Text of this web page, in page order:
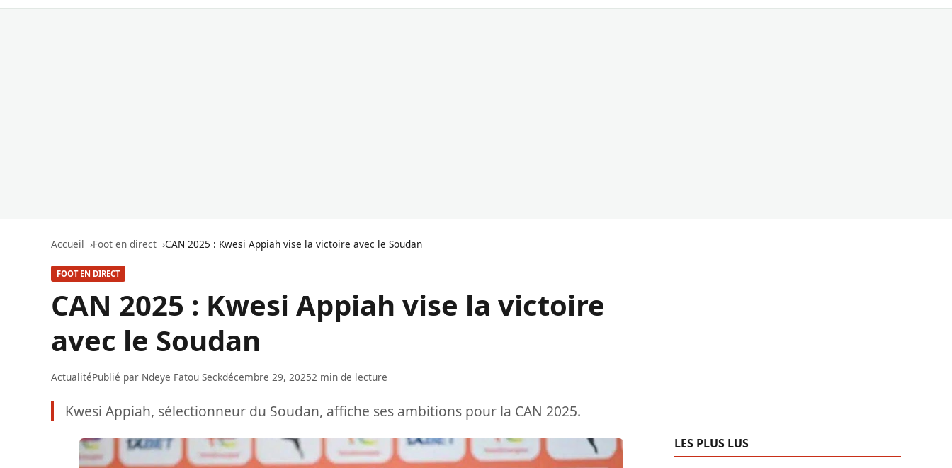
Accueil Foot en direct CAN 2025 : Kwesi Appiah vise la victoire avec le Soudan
FOOT EN DIRECT
CAN 2025 : Kwesi Appiah vise la victoire
avec le Soudan
ActualitéPublié par Ndeye Fatou Seckdécembre 29, 20252 min de lecture
Kwesi Appiah, sélectionneur du Soudan, affiche ses ambitions pour la CAN 2025.
LES PLUS LUS